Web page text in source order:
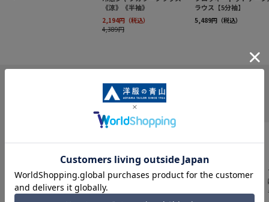
INFORMATION